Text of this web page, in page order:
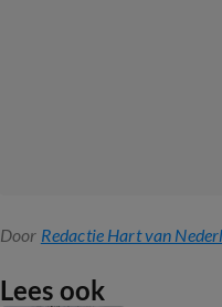
Door Redactie Hart van
Lees ook